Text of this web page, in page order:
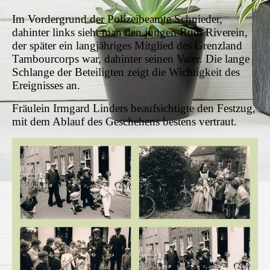
Im Vordergrund der Polizeibeamte Schnieder,
dahinter links sieht man den jungen Rudi Riverein,
der später ein langjähriges Mitglied des Grenzland
Tambourcorps war, dahinter seinen Vater. Die lange
Schlange der Beteiligten zeigt die Wichtigkeit des
Ereignisses an.
Fräulein Irmgard Linders beaufsichtigte den Festzug,
mit dem Ablauf des Geschehens bestens vertraut.